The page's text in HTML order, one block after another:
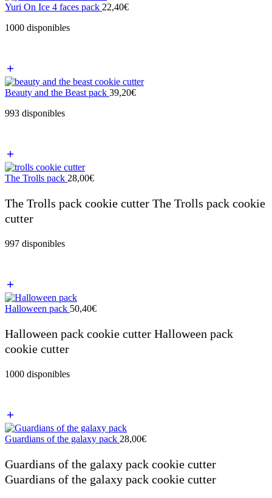
Yuri On Ice 4 faces pack 22,40€
1000 disponibles
Beauty and the Beast pack 39,20€
993 disponibles
The Trolls pack 28,00€
The Trolls pack cookie cutter The Trolls pack cookie
cutter
997 disponibles
Halloween pack 50,40€
Halloween pack cookie cutter Halloween pack
cookie cutter
1000 disponibles
Guardians of the galaxy pack 28,00€
Guardians of the galaxy pack cookie cutter
Guardians of the galaxy pack cookie cutter